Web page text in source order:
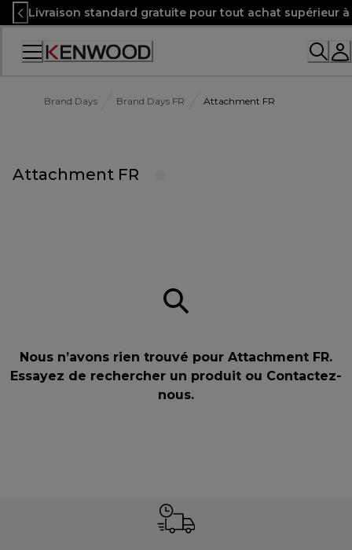
Skip
to
Content
Livraison standard gratuite pour tout achat supérieur
Accessibility
Brand Days Brand Days FR Attachment FR
Attachment FR
Nous n’avons rien trouvé pour Attachment FR.
Essayez de rechercher un produit ou Contactez-
nous.